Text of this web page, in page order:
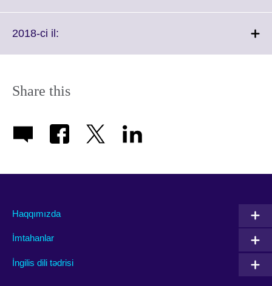
2018-ci il:
information
Share this
Haqqımızda
İmtahanlar
İngilis dili tədrisi